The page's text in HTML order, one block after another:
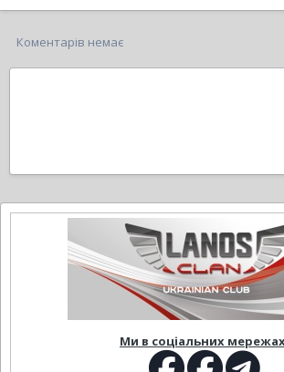
Коментарів немає
Ми в соціальних